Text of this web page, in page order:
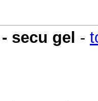
secu gel -